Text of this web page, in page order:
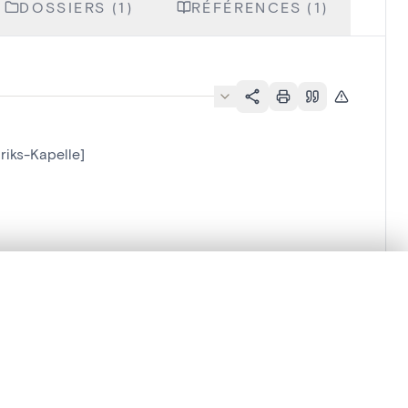
DOSSIERS (1) RÉFÉRENCES (1)
Kapelle]